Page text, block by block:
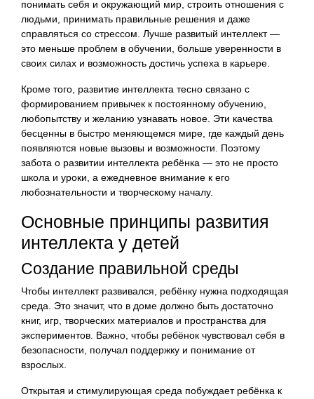
понимать себя и окружающий мир, строить отношения с
людьми, принимать правильные решения и даже
справляться со стрессом. Лучше развитый интеллект —
это меньше проблем в обучении, больше уверенности в
своих силах и возможность достичь успеха в карьере.
Кроме того, развитие интеллекта тесно связано с
формированием привычек к постоянному обучению,
любопытству и желанию узнавать новое. Эти качества
бесценны в быстро меняющемся мире, где каждый день
появляются новые вызовы и возможности. Поэтому
забота о развитии интеллекта ребёнка — это не просто
школа и уроки, а ежедневное внимание к его
любознательности и творческому началу.
Основные принципы развития
интеллекта у детей
Создание правильной среды
Чтобы интеллект развивался, ребёнку нужна подходящая
среда. Это значит, что в доме должно быть достаточно
книг, игр, творческих материалов и пространства для
экспериментов. Важно, чтобы ребёнок чувствовал себя в
безопасности, получал поддержку и понимание от
взрослых.
Открытая и стимулирующая среда побуждает ребёнка к